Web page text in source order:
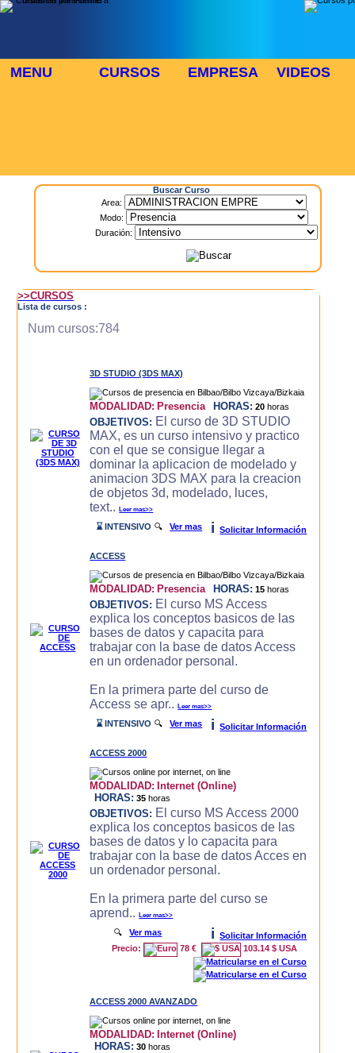
MENU CURSOS EMPRESA VIDEOS
Buscar Curso
Area:
Modo:
Duración:
>>CURSOS
Lista de cursos :
Num cursos:784
3D STUDIO (3DS MAX)
MODALIDAD: Presencia HORAS: 20 horas
OBJETIVOS: El curso de 3D STUDIO
MAX, es un curso intensivo y practico
con el que se consigue llegar a
dominar la aplicacion de modelado y
animacion 3DS MAX para la creacion
de objetos 3d, modelado, luces,
text..Leer mas>>
⌛ INTENSIVO 🔍Ver mas i Solicitar Información
ACCESS
MODALIDAD: Presencia HORAS: 15 horas
OBJETIVOS: El curso MS Access
explica los conceptos basicos de las
bases de datos y capacita para
trabajar con la base de datos Access
en un ordenador personal.
En la primera parte del curso de
Access se apr..Leer mas>>
⌛ INTENSIVO 🔍Ver mas i Solicitar Información
ACCESS 2000
MODALIDAD: Internet (Online)
HORAS: 35 horas
OBJETIVOS: El curso MS Access 2000
explica los conceptos basicos de las
bases de datos y lo capacita para
trabajar con la base de datos Acces en
un ordenador personal.
En la primera parte del curso se
aprend..Leer mas>>
🔍Ver mas i
Solicitar Información
Precio:
78 € 103.14 $ USA
ACCESS 2000 AVANZADO
MODALIDAD: Internet (Online)
HORAS: 30 horas